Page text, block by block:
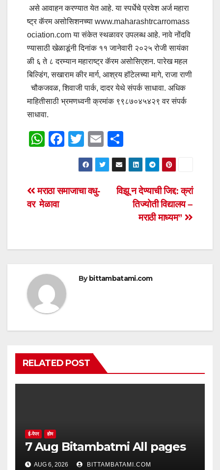
असे आवाहन करण्यात येत आहे. या स्पर्धेचे प्रवेश अर्ज महारा
ष्ट्र कॅरम असोसिशनच्या www.maharashtrcarromass
ociation.com या संकेत स्थळावर उपलब्ध आहे. नावे नोंदवि
ण्यासाठी खेळाडूंनी दिनांक ११ जानेवारी २०२५ रोजी सायंका
ळी ६ ते ८ दरम्यान महाराष्ट्र कॅरम असोसिएशन. पारेख महल
बिल्डिंग, सखाराम कीर मार्ग, आश्रय हॉटेलच्या मागे, राजा राणी
चौकजवळ, शिवाजी पार्क, दादर येथे संपर्क साधावा. अधिक
माहितीसाठी भ्रमणध्वनी क्रमांक ९९८७०४५४२९ वर संपर्क
साधावा.
W
s
A
F
e
k
T
wi
tt
er
E
m
ail
h
ar
e
Post
विझू न देण्याची जिद्द: क्रां
तिज्योती विद्यालय –
मराठी माध्यम”
मराठा समाजाचा वधु-
वर मेळावा
By bittambatami.com
RELATED POST
ई-पेपर होम
7 Aug Bitambatmi All pages
AUG 6, 2026 BITTAMBATAMI.COM